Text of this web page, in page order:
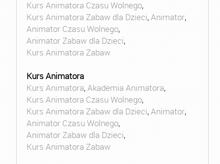
Kurs Animatora Czasu Wolnego,
Kurs Animatora Zabaw dla Dzieci,Animator,
Animator Czasu Wolnego,
Animator Zabaw dla Dzieci,
Kurs Animatora Zabaw
Kurs Animatora
Kurs Animatora,Akademia Animatora,
Kurs Animatora Czasu Wolnego,
Kurs Animatora Zabaw dla Dzieci,Animator,
Animator Czasu Wolnego,
Animator Zabaw dla Dzieci,
Kurs Animatora Zabaw